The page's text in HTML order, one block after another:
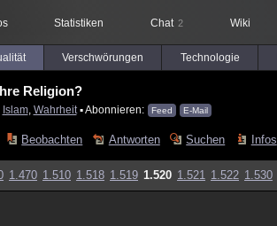
Statistiken Chat 2 Wiki
Verschwörungen Technologie
Religion?
Islam, Wahrheit▪ Abonnieren: Feed E-Mail
Beobachten Antworten Suchen Infos
1.470 1.510 1.518 1.519 1.520 1.521 1.522 1.530